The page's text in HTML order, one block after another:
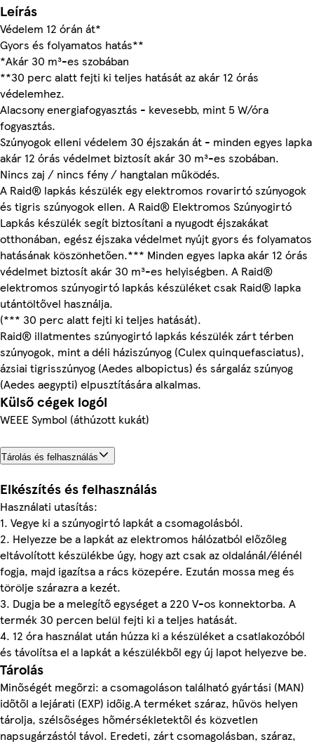
Leírás
Védelem 12 órán át*
Gyors és folyamatos hatás**
*Akár 30 m³-es szobában
**30 perc alatt fejti ki teljes hatását az akár 12 órás
védelemhez.
Alacsony energiafogyasztás - kevesebb, mint 5 W/óra
fogyasztás.
Szúnyogok elleni védelem 30 éjszakán át - minden egyes lapka
akár 12 órás védelmet biztosít akár 30 m³-es szobában.
Nincs zaj / nincs fény / hangtalan működés.
A Raid® lapkás készülék egy elektromos rovarirtó szúnyogok
és tigris szúnyogok ellen. A Raid® Elektromos Szúnyogirtó
Lapkás készülék segít biztosítani a nyugodt éjszakákat
otthonában, egész éjszaka védelmet nyújt gyors és folyamatos
hatásának köszönhetően.*** Minden egyes lapka akár 12 órás
védelmet biztosít akár 30 m³-es helyiségben. A Raid®
elektromos szúnyogirtó lapkás készüléket csak Raid® lapka
utántöltővel használja.
(*** 30 perc alatt fejti ki teljes hatását).
Raid® illatmentes szúnyogirtó lapkás készülék zárt térben
szúnyogok, mint a déli háziszúnyog (Culex quinquefasciatus),
ázsiai tigrisszúnyog (Aedes albopictus) és sárgaláz szúnyog
(Aedes aegypti) elpusztítására alkalmas.
Külső cégek logói
WEEE Symbol (áthúzott kukát)
Tárolás és felhasználás
Elkészítés és felhasználás
Használati utasítás:
1. Vegye ki a szúnyogirtó lapkát a csomagolásból.
2. Helyezze be a lapkát az elektromos hálózatból előzőleg
eltávolított készülékbe úgy, hogy azt csak az oldalánál/élénél
fogja, majd igazítsa a rács közepére. Ezután mossa meg és
törölje szárazra a kezét.
3. Dugja be a melegítő egységet a 220 V-os konnektorba. A
termék 30 percen belül fejti ki a teljes hatását.
4. 12 óra használat után húzza ki a készüléket a csatlakozóból
és távolítsa el a lapkát a készülékből egy új lapot helyezve be.
Tárolás
Minőségét megőrzi: a csomagoláson található gyártási (MAN)
időtől a lejárati (EXP) időig.A terméket száraz, hűvös helyen
tárolja, szélsőséges hőmérsékletektől és közvetlen
napsugárzástól távol. Eredeti, zárt csomagolásban, száraz,